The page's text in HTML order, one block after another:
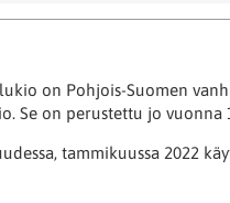
on Pohjois-Suomen
Se on perustettu jo vuonna
tammikuussa 2022